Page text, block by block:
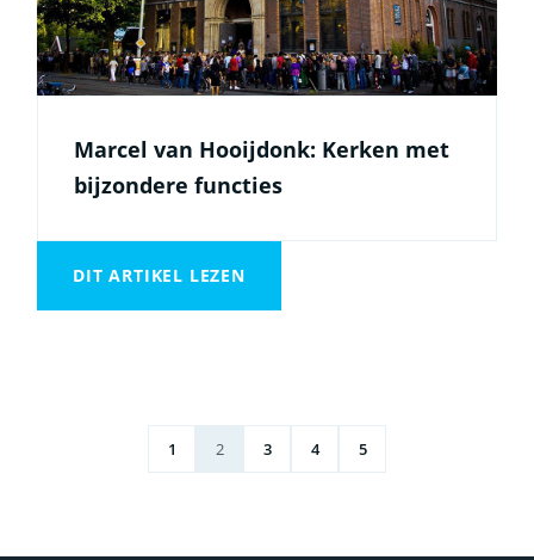
Marcel van Hooijdonk: Kerken met
bijzondere functies
DIT ARTIKEL LEZEN
1 2 3 4 5